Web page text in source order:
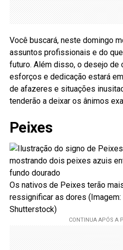
Você buscará, neste domingo
assuntos profissionais e do
futuro. Além disso, o desejo
esforços e dedicação estará
de afazeres e situações
tenderão a deixar os ânimos
Peixes
Os nativos de Peixes terão
ressignificar as dores
Shutterstock)